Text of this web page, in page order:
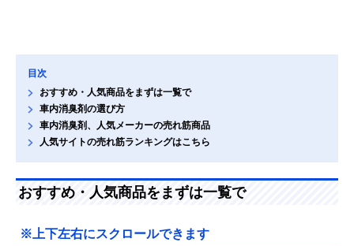
目次
おすすめ・人気商品をまずは一覧で
車内消臭剤の選び方
車内消臭剤、人気メーカーの売れ筋商品
人気サイトの売れ筋ランキングはこちら
おすすめ・人気商品をまずは一覧で
※上下左右にスクロールできます